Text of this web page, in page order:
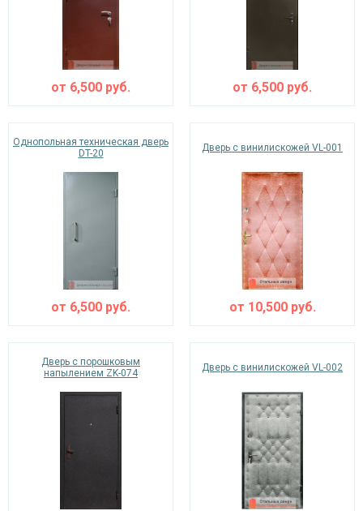
от 6,500 руб. от 6,500 руб.
Однопольная техническая дверь
DT-20
от 6,500 руб.
Дверь с винилискожей VL-001
от 10,500руб.
Дверь с порошковым
напылением ZK-074
Дверь с винилискожей VL-002